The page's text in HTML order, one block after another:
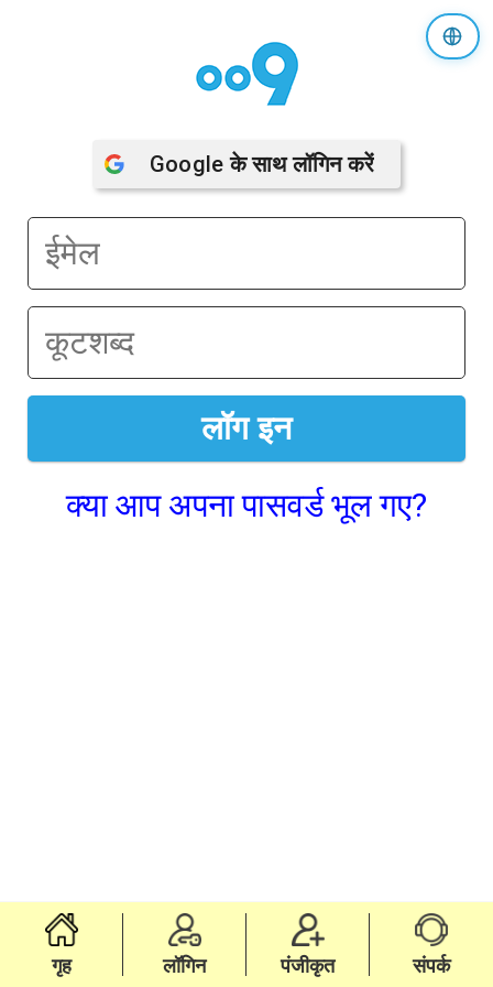
Google के साथ लॉगिन करें
क्या आप अपना पासवर्ड भूल गए?
गृह लॉगिन पंजीकृत संपर्क